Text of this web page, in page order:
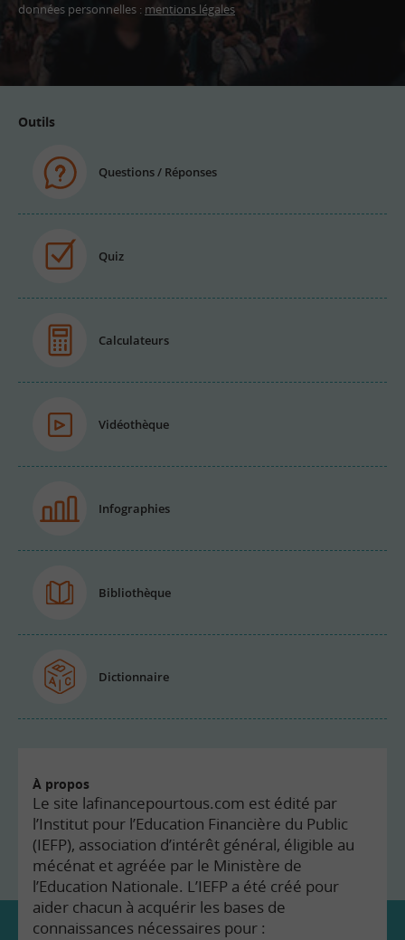
données personnelles : mentions légales
Outils
Questions / Réponses
Quiz
Calculateurs
Vidéothèque
Infographies
Bibliothèque
Dictionnaire
À propos
Le site lafinancepourtous.com est édité par
l’Institut pour l’Education Financière du Public
(IEFP), association d’intérêt général, éligible au
mécénat et agréée par le Ministère de
l’Education Nationale. L’IEFP a été créé pour
aider chacun à acquérir les bases de
connaissances nécessaires pour :